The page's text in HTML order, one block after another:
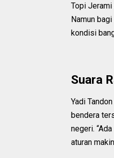
Topi
Namun
kondisi
Suara
Yadi
bendera
negeri.
aturan